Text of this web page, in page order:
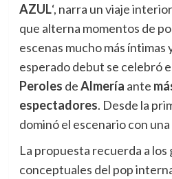
AZUL‘, narra un viaje
que alterna momentos de
escenas mucho más íntimas
esperado debut se celebró
Peroles deAlmería ante
espectadores. Desde la
dominó el escenario con
La propuesta recuerda a
conceptuales del pop